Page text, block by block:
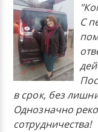
С
в срок, без
Однозначно
сотрудничества!